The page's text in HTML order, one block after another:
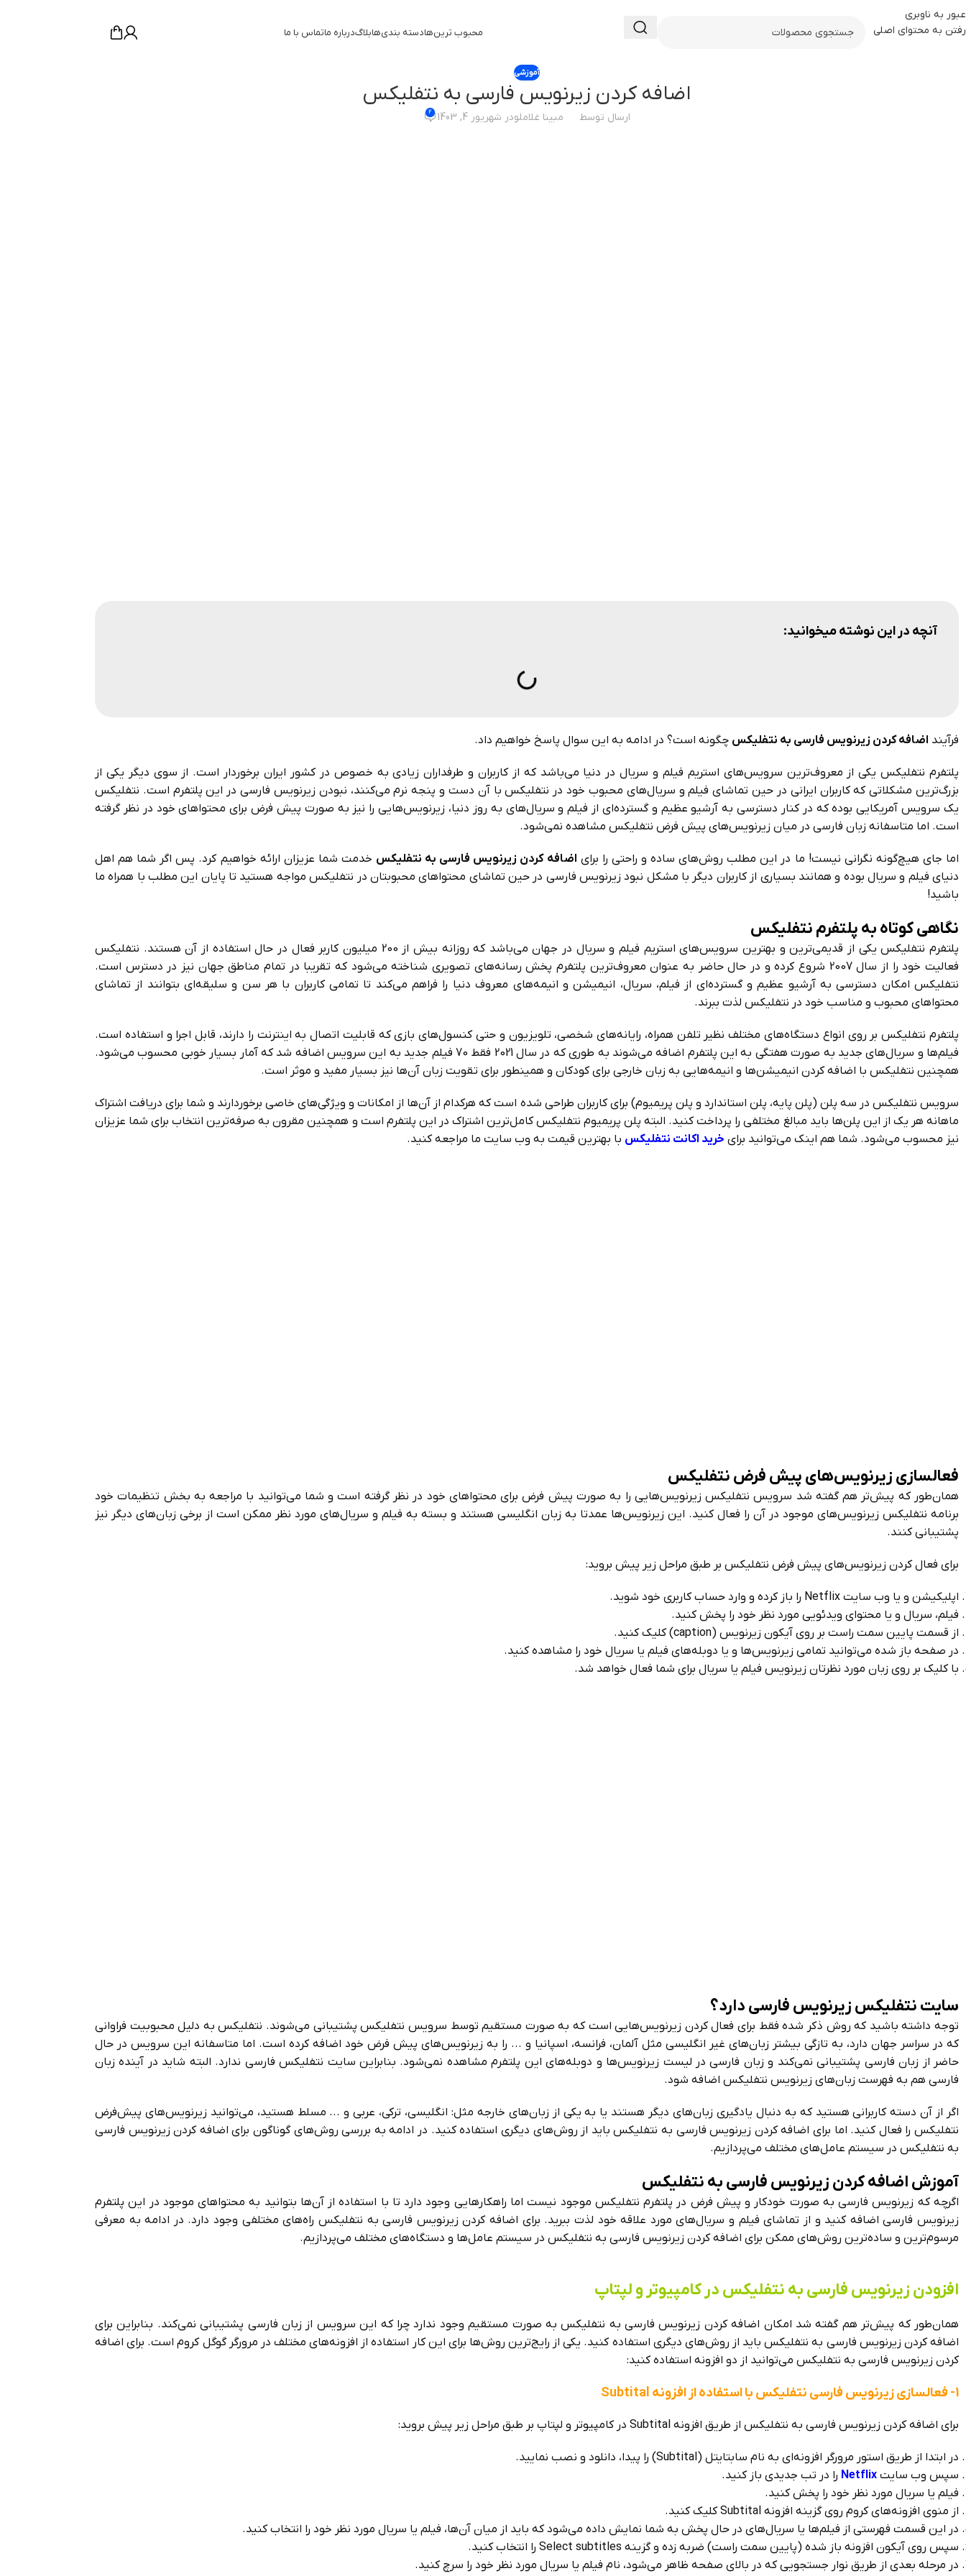
عبور به ناوبری
رفتن به محتوای اصلی
محبوب ترین‌هادسته بندی‌هابلاگدرباره ماتماس با ما
آموزشی
اضافه کردن زیرنویس فارسی به نتفلیکس
ارسال توسط مبینا غلاملودر شهریور 4, 1403 2
آنچه در این نوشته میخوانید:
فرآیند اضافه کردن زیرنویس فارسی به نتفلیکس چگونه است؟ در ادامه به این سوال پاسخ خواهیم داد.
پلتفرم نتفلیکس یکی از معروف‌ترین سرویس‌های استریم فیلم و سریال در دنیا می‌باشد که از کاربران و طرفداران زیادی به خصوص در کشور ایران برخوردار است. از سوی دیگر یکی از
بزرگ‌ترین مشکلاتی که کاربران ایرانی در حین تماشای فیلم و سریال‌های محبوب خود در نتفلیکس با آن دست و پنجه نرم می‌کنند، نبودن زیرنویس فارسی در این پلتفرم است. نتفلیکس
یک سرویس آمریکایی بوده که در کنار دسترسی به آرشیو عظیم و گسترده‌ای از فیلم و سریال‌های به روز دنیا، زیرنویس‌هایی را نیز به صورت پیش فرض برای محتواهای خود در نظر گرفته
است. اما متاسفانه زبان فارسی در میان زیرنویس‌های پیش فرض نتفلیکس مشاهده نمی‌شود.
اما جای هیچ‌گونه نگرانی نیست! ما در این مطلب روش‌های ساده و راحتی را برای اضافه کردن زیرنویس فارسی به نتفلیکس خدمت شما عزیزان ارائه خواهیم کرد. پس اگر شما هم اهل
دنیای فیلم و سریال بوده و همانند بسیاری از کاربران دیگر با مشکل نبود زیرنویس فارسی در حین تماشای محتواهای محبوبتان در نتفلیکس مواجه هستید تا پایان این مطلب با همراه ما
باشید!
نگاهی کوتاه به پلتفرم نتفلیکس
پلتفرم نتفلیکس یکی از قدیمی‌ترین و بهترین سرویس‌های استریم فیلم و سریال در جهان می‌باشد که روزانه بیش از 200 میلیون کاربر فعال در حال استفاده از آن هستند. نتفلیکس
فعالیت خود را از سال 2007 شروع کرده و در حال حاضر به عنوان معروف‌ترین پلتفرم پخش رسانه‌های تصویری شناخته می‌شود که تقریبا در تمام مناطق جهان نیز در دسترس است.
نتفلیکس امکان دسترسی به آرشیو عظیم و گسترده‌ای از فیلم، سریال، انیمیشن و انیمه‌های معروف دنیا را فراهم می‌کند تا تمامی کاربران با هر سن و سلیقه‌ای بتوانند از تماشای
محتواهای محبوب و مناسب خود در نتفلیکس لذت ببرند.
پلتفرم نتفلیکس بر روی انواع دستگاه‌های مختلف نظیر تلفن همراه، رایانه‌های شخصی، تلویزیون و حتی کنسول‌های بازی که قابلیت اتصال به اینترنت را دارند، قابل اجرا و استفاده است.
فیلم‌ها و سریال‌های جدید به صورت هفتگی به این پلتفرم اضافه می‌شوند به طوری که در سال 2021 فقط 70 فیلم جدید به این سرویس اضافه شد که آمار بسیار خوبی محسوب می‌شود.
همچنین نتفلیکس با اضافه کردن انیمیشن‌ها و انیمه‌هایی به زبان خارجی برای کودکان و همینطور برای تقویت زبان آن‌ها نیز بسیار مفید و موثر است.
سرویس نتفلیکس در سه پلن (پلن پایه، پلن استاندارد و پلن پریمیوم) برای کاربران طراحی شده ‌است که هرکدام از آن‌ها از امکانات و ویژگی‌های خاصی برخوردارند و شما برای دریافت اشتراک
ماهانه هر یک از این پلن‌ها باید مبالغ مختلفی را پرداخت کنید. البته پلن پریمیوم نتفلیکس کامل‌ترین اشتراک در این پلتفرم است و همچنین مقرون به صرفه‌ترین انتخاب برای شما عزیزان
نیز محسوب می‌شود. شما هم اینک می‌توانید برای خرید اکانت نتفلیکس با بهترین قیمت به وب سایت ما مراجعه کنید.
فعالسازی زیرنویس‌های پیش فرض نتفلیکس
همان‌طور که پیش‌تر هم گفته شد سرویس نتفلیکس زیرنویس‌هایی را به صورت پیش فرض برای محتواهای خود در نظر گرفته است و شما می‌توانید با مراجعه به بخش تنظیمات خود
برنامه نتفلیکس زیرنویس‌های موجود در آن را فعال کنید. این زیرنویس‌ها عمدتا به زبان انگلیسی هستند و بسته به فیلم و سریال‌های مورد نظر ممکن است از برخی زبان‌های دیگر نیز
پشتیبانی کنند.
برای فعال کردن زیرنویس‌های پیش فرض نتفلیکس بر طبق مراحل زیر پیش بروید:
اپلیکیشن و یا وب سایت Netflix را باز کرده و وارد حساب کاربری خود شوید.
فیلم، سریال و یا محتوای ویدئویی مورد نظر خود را پخش کنید.
از قسمت پایین سمت راست بر روی آیکون زیرنویس (caption) کلیک کنید.
در صفحه باز شده می‌توانید تمامی زیرنویس‌ها و یا دوبله‌های فیلم یا سریال خود را مشاهده کنید.
با کلیک بر روی زبان مورد نظرتان زیرنویس فیلم یا سریال برای شما فعال خواهد شد.
سایت نتفلیکس زیرنویس فارسی دارد؟
توجه داشته باشید که روش ذکر شده فقط برای فعال کردن زیرنویس‌هایی است که به صورت مستقیم توسط سرویس نتفلیکس پشتیبانی می‌شوند. نتفلیکس به دلیل محبوبیت فراوانی
که در سراسر جهان دارد، به تازگی بیشتر زبان‌های غیر انگلیسی مثل آلمان، فرانسه، اسپانیا و ... را به زیرنویس‌های پیش فرض خود اضافه کرده است. اما متاسفانه این سرویس در حال
حاضر از زبان فارسی پشتیبانی نمی‌کند و زبان فارسی در لیست زیرنویس‌ها و دوبله‌های این پلتفرم مشاهده نمی‌شود. بنابراین سایت نتفلیکس فارسی ندارد. البته شاید در آینده زبان
فارسی هم به فهرست زبان‌های زیرنویس نتفلیکس اضافه شود.
اگر از آن دسته کاربرانی هستید که به دنبال یادگیری زبان‌های دیگر هستند یا به یکی از زبان‌های خارجه مثل: انگلیسی، ترکی، عربی و ... مسلط هستید، می‌توانید زیرنویس‌های پیش‌فرض
نتفلیکس را فعال کنید. اما برای اضافه کردن زیرنویس فارسی به نتفلیکس باید از روش‌های دیگری استفاده کنید. در ادامه به بررسی روش‌های گوناگون برای اضافه کردن زیرنویس فارسی
به نتفلیکس در سیستم عامل‌های مختلف می‌پردازیم.
آموزش اضافه کردن زیرنویس فارسی به نتفلیکس
اگرچه که زیرنویس فارسی به صورت خودکار و پیش فرض در پلتفرم نتفلیکس موجود نیست اما راهکارهایی وجود دارد تا با استفاده از آن‌ها بتوانید به محتواهای موجود در این پلتفرم
زیرنویس فارسی اضافه کنید و از تماشای فیلم و سریال‌های مورد علاقه خود لذت ببرید. برای اضافه کردن زیرنویس فارسی به نتفلیکس راه‌های مختلفی وجود دارد. در ادامه به معرفی
مرسوم‌ترین و ساده‌ترین روش‌های ممکن برای اضافه کردن زیرنویس فارسی به نتفلیکس در سیستم عامل‌ها و دستگاه‌های مختلف می‌پردازیم.
افزودن زیرنویس فارسی به نتفلیکس در کامپیوتر و لپتاپ
همان‌طور که پیش‌تر هم گفته شد امکان اضافه کردن زیرنویس فارسی به نتفلیکس به صورت مستقیم وجود ندارد چرا که این سرویس از زبان فارسی پشتیبانی نمی‌کند. بنابراین برای
اضافه کردن زیرنویس فارسی به نتفلیکس باید از روش‌های دیگری استفاده کنید. یکی از رایج‌ترین روش‌ها برای این کار استفاده از افزونه‌های مختلف در مرورگر گوگل کروم است. برای اضافه
کردن زیرنویس فارسی به نتفلیکس می‌توانید از دو افزونه استفاده کنید:
1- فعالسازی زیرنویس فارسی نتفلیکس با استفاده از افزونه Subtital
برای اضافه کردن زیرنویس فارسی به نتفلیکس از طریق افزونه Subtital در کامپیوتر و لپتاپ بر طبق مراحل زیر پیش بروید:
در ابتدا از طریق استور مرورگر افزونه‌ای به نام سابتایتل (Subtital) را پیدا، دانلود و نصب نمایید.
سپس وب سایت Netflix را در تب جدیدی باز کنید.
فیلم یا سریال مورد نظر خود را پخش کنید.
از منوی افزونه‌های کروم روی گزینه افزونه Subtital کلیک کنید.
در این قسمت فهرستی از فیلم‌ها یا سریال‌های در حال پخش به شما نمایش داده می‌شود که باید از میان آن‌ها، فیلم یا سریال مورد نظر خود را انتخاب کنید.
سپس روی آیکون افزونه باز شده (پایین سمت راست) ضربه زده و گزینه Select subtitles را انتخاب کنید.
در مرحله بعدی از طریق نوار جستجویی که در بالای صفحه ظاهر می‌شود، نام فیلم یا سریال مورد نظر خود را سرچ کنید.